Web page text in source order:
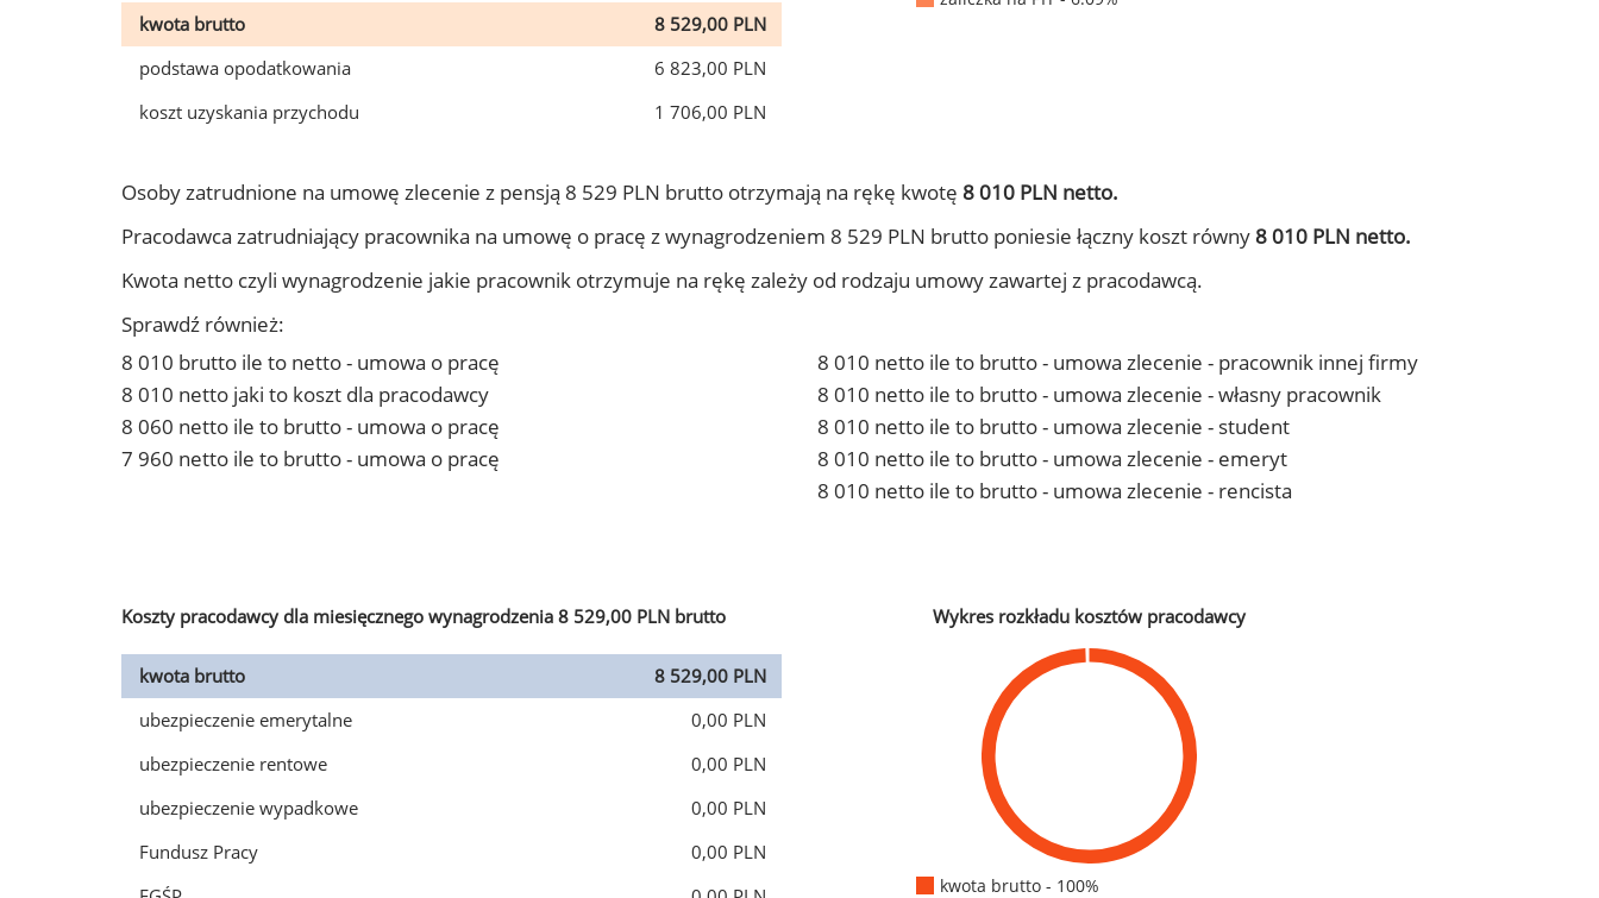
kwota brutto
8 529,00 PLN
podstawa opodatkowania
6 823,00 PLN
koszt uzyskania przychodu
1 706,00 PLN
Osoby zatrudnione na umowę zlecenie z pensją 8 529 PLN brutto otrzymają na rękę kwotę 8 010 PLN netto.
Pracodawca zatrudniający pracownika na umowę o pracę z wynagrodzeniem 8 529 PLN brutto poniesie łączny koszt równy8 010 PLN netto.
Kwota netto czyli wynagrodzenie jakie pracownik otrzymuje na rękę zależy od rodzaju umowy zawartej z pracodawcą.
Sprawdź również:
8 010 brutto ile to netto - umowa o pracę
8 010 netto jaki to koszt dla pracodawcy
8 060 netto ile to brutto - umowa o pracę
7 960 netto ile to brutto - umowa o pracę
8 010 netto ile to brutto - umowa zlecenie - pracownik innej firmy
8 010 netto ile to brutto - umowa zlecenie - własny pracownik
8 010 netto ile to brutto - umowa zlecenie - student
8 010 netto ile to brutto - umowa zlecenie - emeryt
8 010 netto ile to brutto - umowa zlecenie - rencista
Koszty pracodawcy dla miesięcznego wynagrodzenia 8 529,00 PLN brutto
kwota brutto
8 529,00 PLN
ubezpieczenie emerytalne
0,00 PLN
ubezpieczenie rentowe
0,00 PLN
ubezpieczenie wypadkowe
0,00 PLN
Fundusz Pracy
0,00 PLN
Wykres rozkładu kosztów pracodawcy
kwota brutto - 100%